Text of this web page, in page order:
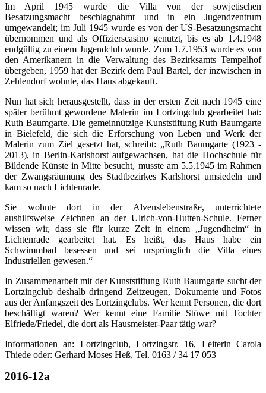
Im April 1945 wurde die Villa von der sowjetischen
Besatzungsmacht beschlagnahmt und in ein Jugendzentrum
umgewandelt; im Juli 1945 wurde es von der US-Besatzungsmacht
übernommen und als Offizierscasino genutzt, bis es ab 1.4.1948
endgültig zu einem Jugendclub wurde. Zum 1.7.1953 wurde es von
den Amerikanern in die Verwaltung des Bezirksamts Tempelhof
übergeben, 1959 hat der Bezirk dem Paul Bartel, der inzwischen in
Zehlendorf wohnte, das Haus abgekauft.
Nun hat sich herausgestellt, dass in der ersten Zeit nach 1945 eine
später berühmt gewordene Malerin im Lortzingclub gearbeitet hat:
Ruth Baumgarte. Die gemeinnützige Kunststiftung Ruth Baumgarte
in Bielefeld, die sich die Erforschung von Leben und Werk der
Malerin zum Ziel gesetzt hat, schreibt: „Ruth Baumgarte (1923 -
2013), in Berlin-Karlshorst aufgewachsen, hat die Hochschule für
Bildende Künste in Mitte besucht, musste am 5.5.1945 im Rahmen
der Zwangsräumung des Stadtbezirkes Karlshorst umsiedeln und
kam so nach Lichtenrade.
Sie wohnte dort in der Alvenslebenstraße, unterrichtete
aushilfsweise Zeichnen an der Ulrich-von-Hutten-Schule. Ferner
wissen wir, dass sie für kurze Zeit in einem „Jugendheim“ in
Lichtenrade gearbeitet hat. Es heißt, das Haus habe ein
Schwimmbad besessen und sei ursprünglich die Villa eines
Industriellen gewesen.“
In Zusammenarbeit mit der Kunststiftung Ruth Baumgarte sucht der
Lortzingclub deshalb dringend Zeitzeugen, Dokumente und Fotos
aus der Anfangszeit des Lortzingclubs. Wer kennt Personen, die dort
beschäftigt waren? Wer kennt eine Familie Stüwe mit Tochter
Elfriede/Friedel, die dort als Hausmeister-Paar tätig war?
Informationen an: Lortzingclub, Lortzingstr. 16, Leiterin Carola
Thiede oder: Gerhard Moses Heß, Tel. 0163 / 34 17 053
2016-12a